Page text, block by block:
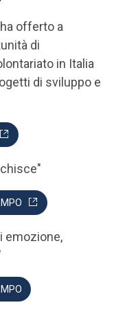
in Italia
di sviluppo e